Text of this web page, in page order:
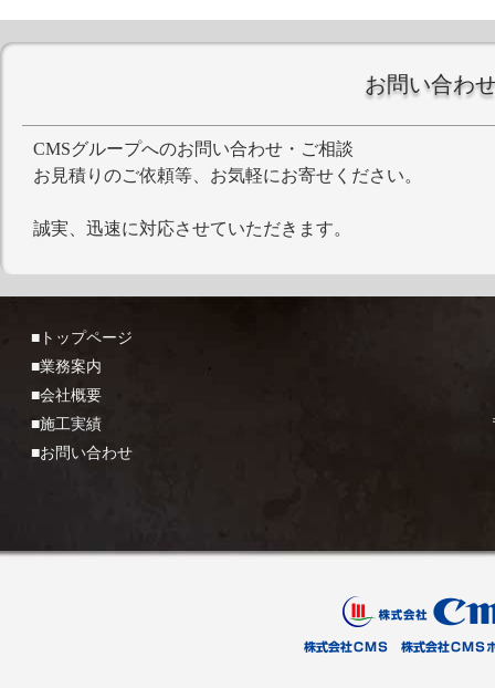
お問い合わ
CMSグループへのお問い合わせ・ご相談
お見積りのご依頼等、お気軽にお寄せください。
誠実、迅速に対応させていただきます。
■トップページ
■業務案内
■会社概要
■施工実績
■お問い合わせ